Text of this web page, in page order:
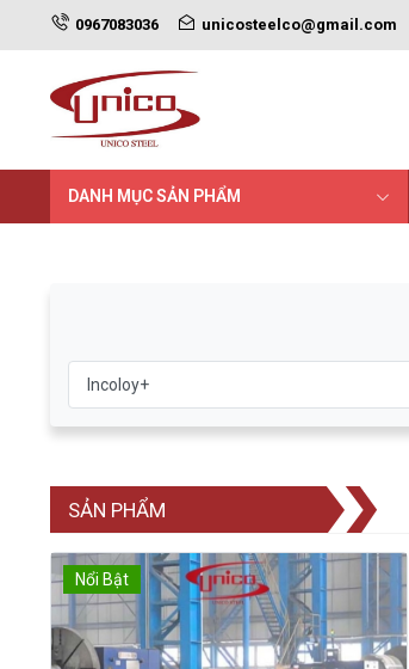
0967083036 unicosteelco@gmail.com
DANH MỤC SẢN PHẨM
SẢN PHẨM
Nổi Bật